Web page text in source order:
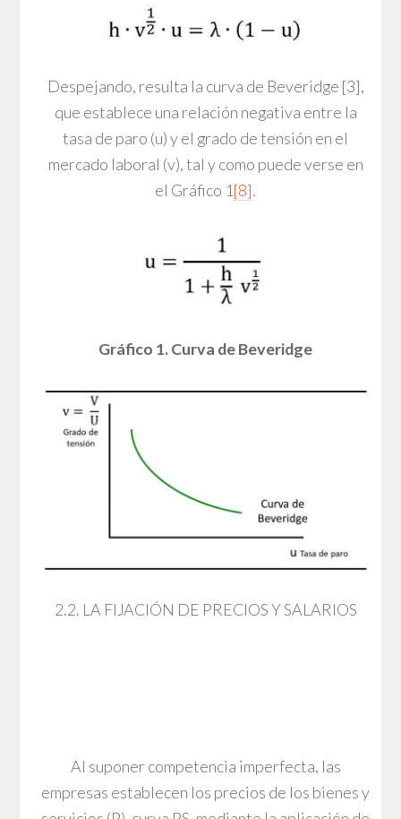
Despejando, resulta la curva de Beveridge [3],
que establece una relación negativa entre la
tasa de paro (u) y el grado de tensión en el
mercado laboral (v), tal y como puede verse en
el Gráfico 1[8].
Gráfico 1. Curva de Beveridge
2.2. LA FIJACIÓN DE PRECIOS Y SALARIOS
Al suponer competencia imperfecta, las
empresas establecen los precios de los bienes y